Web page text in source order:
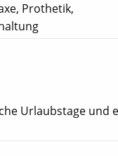
Prothetik,
Urlaubstage und